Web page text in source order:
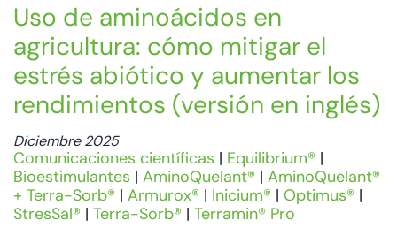
Uso de aminoácidos en
agricultura: cómo mitigar el
estrés abiótico y aumentar los
rendimientos (versión en inglés)
Diciembre 2025
Comunicaciones científicas | Equilibrium® |
Bioestimulantes | AminoQuelant® | AminoQuelant®
+ Terra-Sorb® | Armurox® | Inicium® | Optimus® |
StresSal® | Terra-Sorb® | Terramin® Pro